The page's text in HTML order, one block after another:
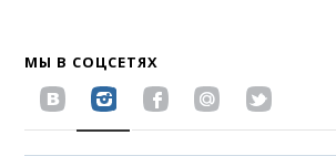
МЫ В СОЦСЕТЯХ